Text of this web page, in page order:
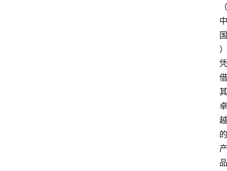
（
中
国
）
凭
借
其
卓
越
的
产
品